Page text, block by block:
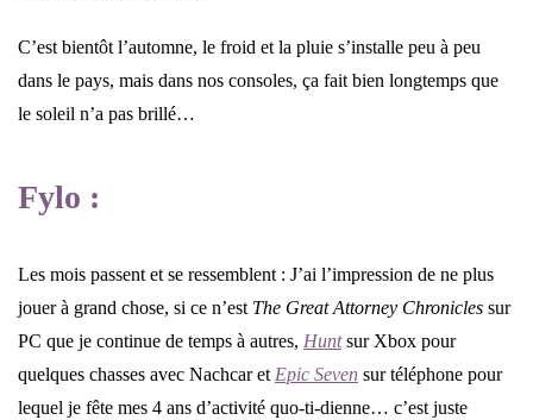
C’est bientôt l’automne, le froid et la pluie s’installe peu à peu
dans le pays, mais dans nos consoles, ça fait bien longtemps que
le soleil n’a pas brillé…
Fylo :
Les mois passent et se ressemblent : J’ai l’impression de ne plus
jouer à grand chose, si ce n’est The Great Attorney Chronicles sur
PC que je continue de temps à autres, Huntsur Xbox pour
quelques chasses avec Nachcar et Epic Seven sur téléphone pour
lequel je fête mes 4 ans d’activité quo-ti-dienne… c’est juste